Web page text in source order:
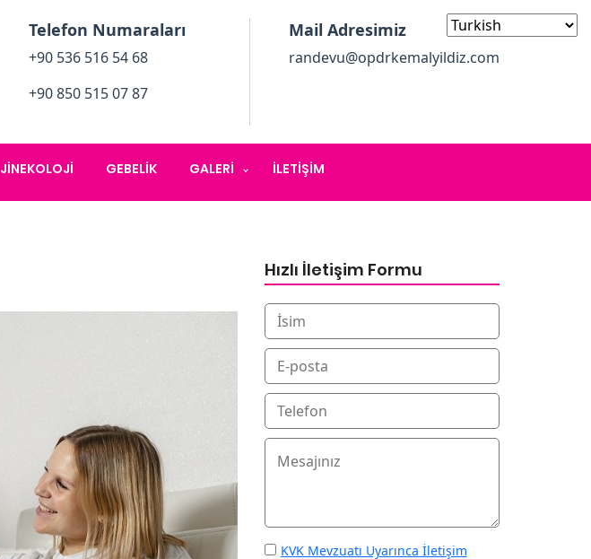
Telefon Numaraları
+90 536 516 54 68
+90 850 515 07 87
Mail Adresimiz
randevu@opdrkemalyildiz.com
JINEKOLOJI GEBELIK GALERI İLETIŞIM
Hızlı İletişim Formu
KVK Mevzuatı Uyarınca İletişim